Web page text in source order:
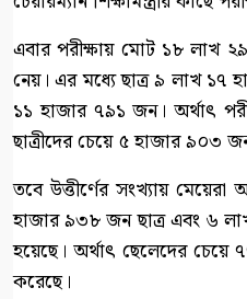
এবার পরীক্ষায় মোট ১৮ লাখ
নেয়। এর মধ্যে ছাত্র ৯ লাখ ১৭
১১ হাজার ৭৯১ জন। অর্থাৎ
ছাত্রীদের চেয়ে ৫ হাজার ৯০৩
তবে উত্তীর্ণের সংখ্যায়
হাজার ৯৩৮ জন ছাত্র এবং ৬
হয়েছে। অর্থাৎ ছেলেদের
করেছে।